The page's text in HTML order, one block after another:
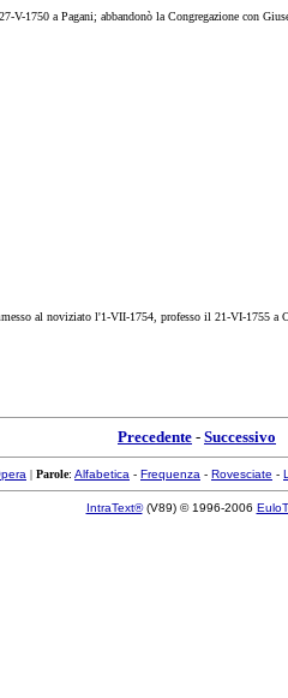
1750 a Pagani; abbandonò la Congregazione con
al noviziato l'1-VII-1754, professo il 21-VI-1755 a
Precedente - Successivo
| Parole: Alfabetica - Frequenza - Rovesciate -
IntraText®(V89) © 1996-2006